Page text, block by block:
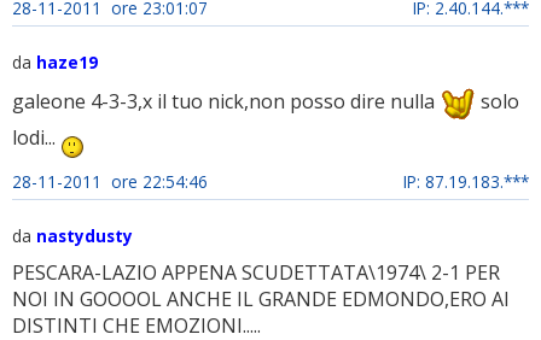
28-11-2011 ore 23:01:07 IP: 2.40.144.***
da haze19
galeone 4-3-3,x il tuo nick,non posso dire nulla
solo
lodi...
28-11-2011 ore 22:54:46 IP: 87.19.183.***
da nastydusty
PESCARA-LAZIO APPENA SCUDETTATA\1974\ 2-1 PER
NOI IN GOOOOL ANCHE IL GRANDE EDMONDO,ERO AI
DISTINTI CHE EMOZIONI.....